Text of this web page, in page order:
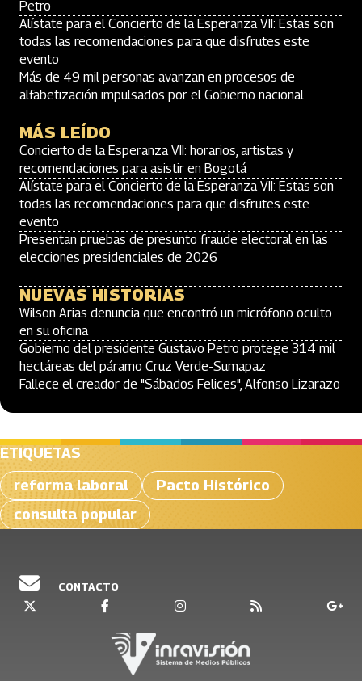
Petro
Alístate para el Concierto de la Esperanza VII: Estas son
todas las recomendaciones para que disfrutes este
evento
Más de 49 mil personas avanzan en procesos de
alfabetización impulsados por el Gobierno nacional
MÁS LEÍDO
Concierto de la Esperanza VII: horarios, artistas y
recomendaciones para asistir en Bogotá
Alístate para el Concierto de la Esperanza VII: Estas son
todas las recomendaciones para que disfrutes este
evento
Presentan pruebas de presunto fraude electoral en las
elecciones presidenciales de 2026
NUEVAS HISTORIAS
Wilson Arias denuncia que encontró un micrófono oculto
en su oficina
Gobierno del presidente Gustavo Petro protege 314 mil
hectáreas del páramo Cruz Verde-Sumapaz
Fallece el creador de "Sábados Felices", Alfonso Lizarazo
ETIQUETAS
reforma laboral
Pacto Histórico
consulta popular
CONTACTO